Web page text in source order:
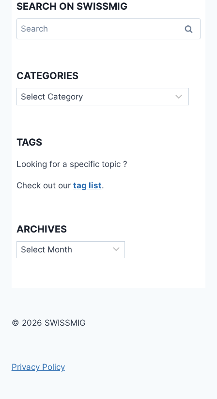
SEARCH ON SWISSMIG
Search
for:
CATEGORIES
Categories
TAGS
Looking for a specific topic ?
Check out our tag list.
ARCHIVES
Archives
© 2026 SWISSMIG
Privacy Policy